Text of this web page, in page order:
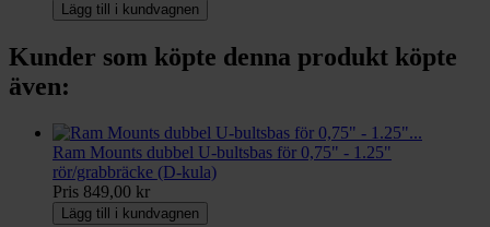
Lägg till i kundvagnen
Kunder som köpte denna produkt köpte
även:
Ram Mounts dubbel U-bultsbas för 0,75" - 1.25"
rör/grabbräcke (D-kula)
Pris 849,00 kr
Lägg till i kundvagnen